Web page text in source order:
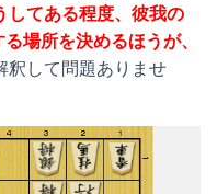
してある程度、彼我の
場所を決めるほうが、
釈して問題ありませ